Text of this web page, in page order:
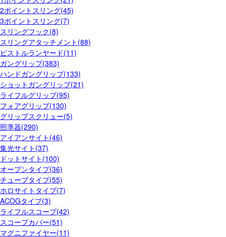
2ポイントスリング(45)
3ポイントスリング(7)
スリングフック(8)
スリングアタッチメント(88)
ピストルランヤード(11)
ガングリップ(383)
ハンドガングリップ(133)
ショットガングリップ(21)
ライフルグリップ(95)
フォアグリップ(130)
グリップスクリュー(5)
照準器(290)
アイアンサイト(46)
集光サイト(37)
ドットサイト(100)
オープンタイプ(36)
チューブタイプ(55)
ホロサイトタイプ(7)
ACOGタイプ(3)
ライフルスコープ(42)
スコープカバー(51)
マグニファイヤー(11)